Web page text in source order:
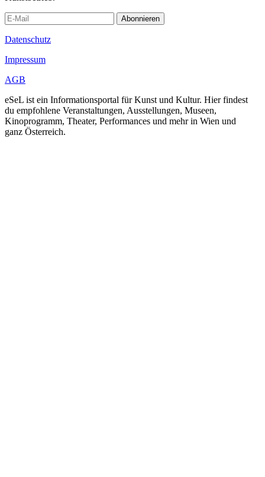
Abonnieren
Datenschutz
Impressum
AGB
eSeL ist ein Informationsportal für Kunst und Kultur. Hier findest
du empfohlene Veranstaltungen, Ausstellungen, Museen,
Kinoprogramm, Theater, Performances und mehr in Wien und
ganz Österreich.